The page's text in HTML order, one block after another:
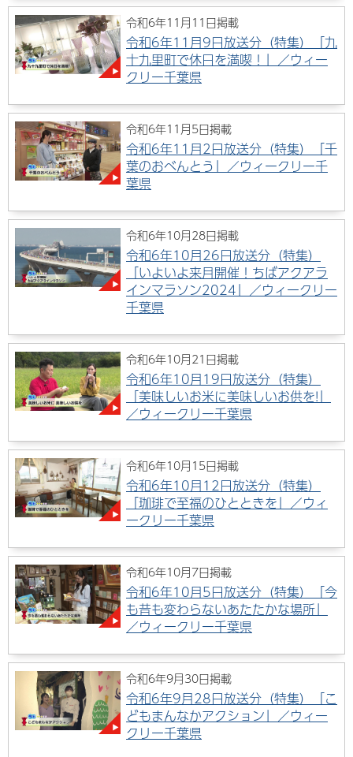
令和6年11月11日掲載
令和6年11月9日放送分（特集）「九
十九里町で休日を満喫！」／ウィー
クリー千葉県
令和6年11月5日掲載
令和6年11月2日放送分（特集）「千
葉のおべんとう」／ウィークリー千
葉県
令和6年10月28日掲載
令和6年10月26日放送分（特集）
「いよいよ来月開催！ちばアクアラ
インマラソン2024」／ウィークリー
千葉県
令和6年10月21日掲載
令和6年10月19日放送分（特集）
「美味しいお米に美味しいお供を!」
／ウィークリー千葉県
令和6年10月15日掲載
令和6年10月12日放送分（特集）
「珈琲で至福のひとときを」／ウィ
ークリー千葉県
令和6年10月7日掲載
令和6年10月5日放送分（特集）「今
も昔も変わらないあたたかな場所」
／ウィークリー千葉県
令和6年9月30日掲載
令和6年9月28日放送分（特集）「こ
どもまんなかアクション」／ウィー
クリー千葉県